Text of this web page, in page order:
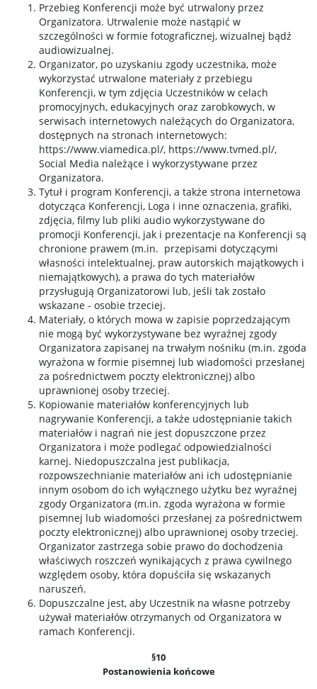
Przebieg Konferencji może być utrwalony przez
Organizatora. Utrwalenie może nastąpić w
szczególności w formie fotograficznej, wizualnej bądź
audiowizualnej.
Organizator, po uzyskaniu zgody uczestnika, może
wykorzystać utrwalone materiały z przebiegu
Konferencji, w tym zdjęcia Uczestników w celach
promocyjnych, edukacyjnych oraz zarobkowych, w
serwisach internetowych należących do Organizatora,
dostępnych na stronach internetowych:
https://www.viamedica.pl/, https://www.tvmed.pl/,
Social Media należące i wykorzystywane przez
Organizatora.
Tytuł i program Konferencji, a także strona internetowa
dotycząca Konferencji, Loga i inne oznaczenia, grafiki,
zdjęcia, filmy lub pliki audio wykorzystywane do
promocji Konferencji, jak i prezentacje na Konferencji są
chronione prawem (m.in. przepisami dotyczącymi
własności intelektualnej, praw autorskich majątkowych i
niemajątkowych), a prawa do tych materiałów
przysługują Organizatorowi lub, jeśli tak zostało
wskazane - osobie trzeciej.
Materiały, o których mowa w zapisie poprzedzającym
nie mogą być wykorzystywane bez wyraźnej zgody
Organizatora zapisanej na trwałym nośniku (m.in. zgoda
wyrażona w formie pisemnej lub wiadomości przesłanej
za pośrednictwem poczty elektronicznej) albo
uprawnionej osoby trzeciej.
Kopiowanie materiałów konferencyjnych lub
nagrywanie Konferencji, a także udostępnianie takich
materiałów i nagrań nie jest dopuszczone przez
Organizatora i może podlegać odpowiedzialności
karnej. Niedopuszczalna jest publikacja,
rozpowszechnianie materiałów ani ich udostępnianie
innym osobom do ich wyłącznego użytku bez wyraźnej
zgody Organizatora (m.in. zgoda wyrażona w formie
pisemnej lub wiadomości przesłanej za pośrednictwem
poczty elektronicznej) albo uprawnionej osoby trzeciej.
Organizator zastrzega sobie prawo do dochodzenia
właściwych roszczeń wynikających z prawa cywilnego
względem osoby, która dopuściła się wskazanych
naruszeń.
Dopuszczalne jest, aby Uczestnik na własne potrzeby
używał materiałów otrzymanych od Organizatora w
ramach Konferencji.
§10
Postanowienia końcowe